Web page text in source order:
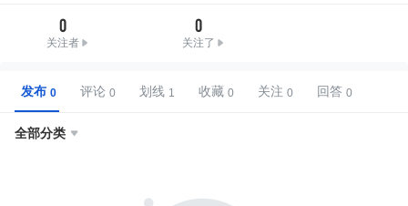
0
关注者
0
关注了
发布 评论 划线 收藏 关注 回答
全部分类 